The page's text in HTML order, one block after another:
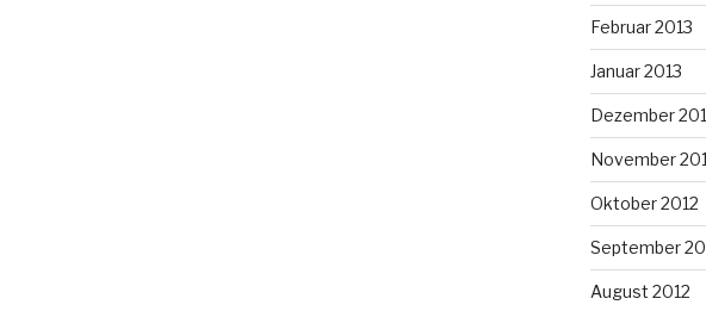
Februar 2013
Januar 2013
Dezember
November
Oktober 2012
September
August 2012